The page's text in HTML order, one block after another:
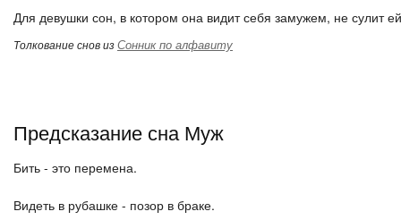
Для девушки сон, в котором она видит себя замужем, не сулит
Толкование снов изСонник по алфавиту
Предсказание сна Муж
Бить - это перемена.
Видеть в рубашке - позор в браке.